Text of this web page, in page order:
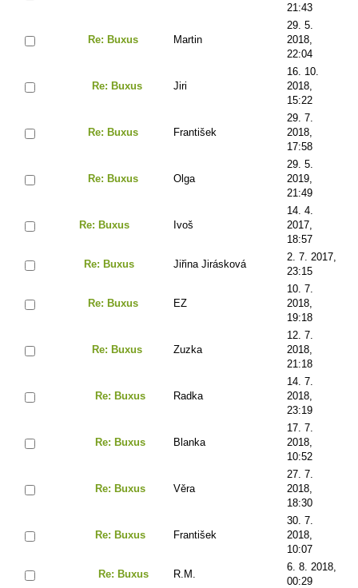
21:43
Re: Buxus Martin
29. 5.
2018,
22:04
Re: Buxus Jiri
16. 10.
2018,
15:22
Re: Buxus František
29. 7.
2018,
17:58
Re: Buxus Olga
29. 5.
2019,
21:49
Re: Buxus Ivoš
14. 4.
2017,
18:57
Re: Buxus Jiřina Jirásková
2. 7. 2017,
23:15
Re: Buxus EZ
10. 7.
2018,
19:18
Re: Buxus Zuzka
12. 7.
2018,
21:18
Re: Buxus Radka
14. 7.
2018,
23:19
Re: Buxus Blanka
17. 7.
2018,
10:52
Re: Buxus Věra
27. 7.
2018,
18:30
Re: Buxus František
30. 7.
2018,
10:07
Re: Buxus R.M.
6. 8. 2018,
00:29